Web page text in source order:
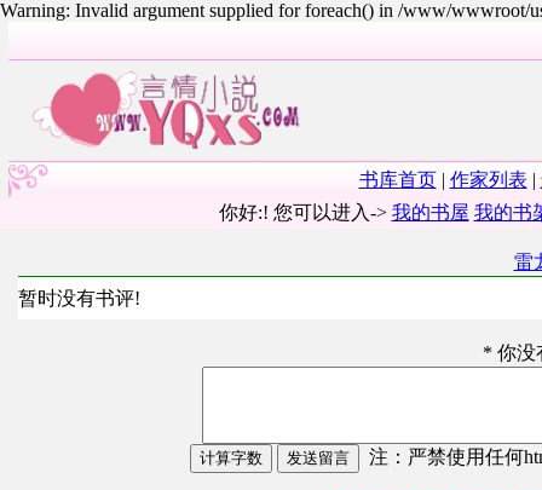
Warning: Invalid argument supplied for foreach() in /www/wwwroot/
书库首页| 作家列表 |
你好:! 您可以进入-> 我的书屋 我的书
雷
暂时没有书评!
* 你没
注：严禁使用任何